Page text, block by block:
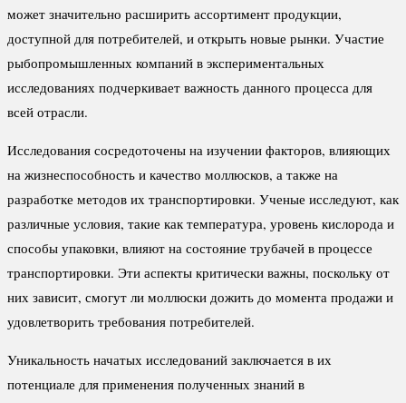
может значительно расширить ассортимент продукции,
доступной для потребителей, и открыть новые рынки. Участие
рыбопромышленных компаний в экспериментальных
исследованиях подчеркивает важность данного процесса для
всей отрасли.
Исследования сосредоточены на изучении факторов, влияющих
на жизнеспособность и качество моллюсков, а также на
разработке методов их транспортировки. Ученые исследуют, как
различные условия, такие как температура, уровень кислорода и
способы упаковки, влияют на состояние трубачей в процессе
транспортировки. Эти аспекты критически важны, поскольку от
них зависит, смогут ли моллюски дожить до момента продажи и
удовлетворить требования потребителей.
Уникальность начатых исследований заключается в их
потенциале для применения полученных знаний в